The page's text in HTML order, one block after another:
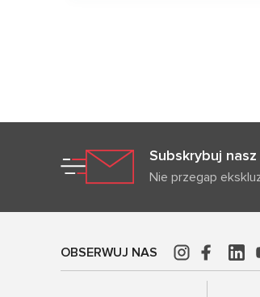
Subskrybuj
Nie przegap
OBSERWUJ NAS